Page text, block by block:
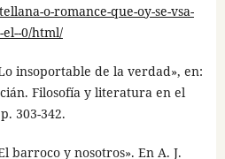
o-romance-que-oy-se-vsa-
el--0/html/
insoportable de la verdad», en:
Filosofía y literatura en el
303-342.
barroco y nosotros». En A. J.